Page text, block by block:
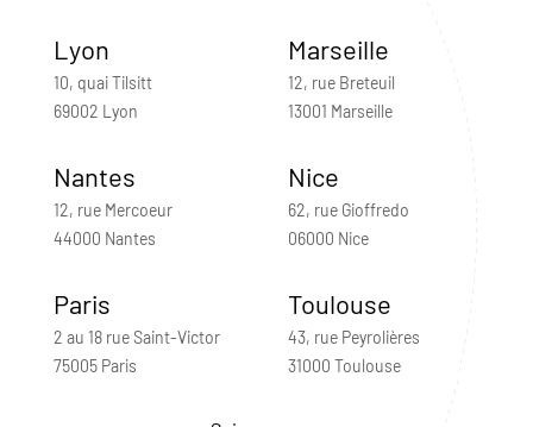
Lyon
10, quai Tilsitt
69002 Lyon
Marseille
12, rue Breteuil
13001 Marseille
Nantes
12, rue Mercoeur
44000 Nantes
Nice
62, rue Gioffredo
06000 Nice
Paris
2 au 18 rue Saint-Victor
75005 Paris
Toulouse
43, rue Peyrolières
31000 Toulouse